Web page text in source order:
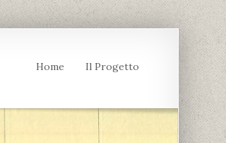
Home Il Progetto